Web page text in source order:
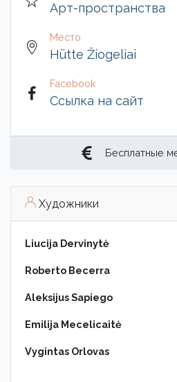
Арт-пространства
Место
Hütte Žiogeliai
Facebook
Ссылка на сайт
Бесплатные
Художники
Liucija Dervinytė
Roberto Becerra
Aleksijus Sapiego
Emilija Mecelicaitė
Vygintas Orlovas